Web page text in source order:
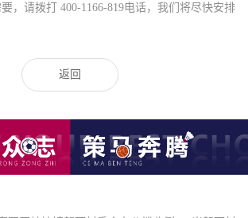
，请拨打 400-1166-819电话，我们将尽快安排
返回